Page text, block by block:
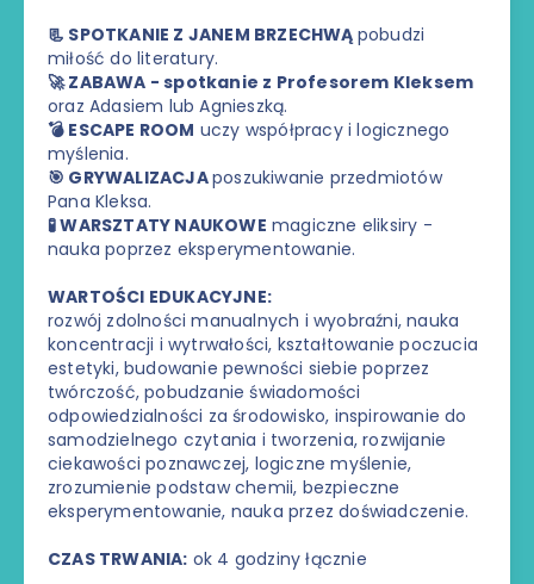
📃 SPOTKANIE Z JANEM BRZECHWĄ pobudzi
miłość do literatury.
🚀 ZABAWA - spotkanie z Profesorem Kleksem
oraz Adasiem lub Agnieszką.
💣 ESCAPE ROOM uczy współpracy i logicznego
myślenia.
🎯 GRYWALIZACJAposzukiwanie przedmiotów
Pana Kleksa.
🧪 WARSZTATY NAUKOWE magiczne eliksiry -
nauka poprzez eksperymentowanie.
WARTOŚCI EDUKACYJNE:
rozwój zdolności manualnych i wyobraźni, nauka
koncentracji i wytrwałości, kształtowanie poczucia
estetyki, budowanie pewności siebie poprzez
twórczość, pobudzanie świadomości
odpowiedzialności za środowisko, inspirowanie do
samodzielnego czytania i tworzenia, rozwijanie
ciekawości poznawczej, logiczne myślenie,
zrozumienie podstaw chemii, bezpieczne
eksperymentowanie, nauka przez doświadczenie.
CZAS TRWANIA: ok 4 godziny łącznie